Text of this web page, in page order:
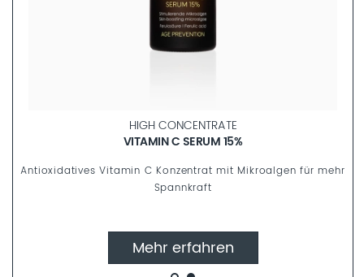
mehr
ALGAE SKINFOOD
AMPULLEN COLLECTION
Vegane Effekt-Ampullen im Mix-Set
Mehr erfahren